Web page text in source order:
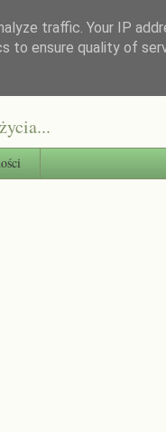
traffic. Your IP
to ensure quality of